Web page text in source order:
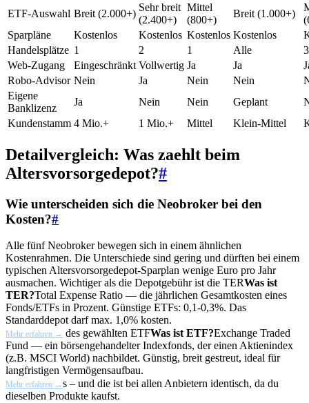
ETF-Auswahl Breit (2.000+)
Sehr breit
(2.400+)
Mittel
(800+)
Breit (1.000+)
Sparpläne
Kostenlos Kostenlos Kostenlos Kostenlos
Handelsplätze 1 2 1 Alle
3
Web-Zugang
Eingeschränkt Vollwertig Ja Ja
Robo-Advisor Nein Ja Nein Nein
Eigene
Banklizenz
Ja Nein Nein Geplant
Kundenstamm 4 Mio.+ 1 Mio.+ Mittel Klein-Mittel
Detailvergleich: Was zaehlt beim
Altersvorsorgedepot?#
Wie unterscheiden sich die Neobroker bei den
Kosten?#
Alle fünf Neobroker bewegen sich in einem ähnlichen
Kostenrahmen. Die Unterschiede sind gering und dürften bei einem
typischen Altersvorsorgedepot-Sparplan wenige Euro pro Jahr
ausmachen. Wichtiger als die Depotgebühr ist die TERWas ist
TER?Total Expense Ratio — die jährlichen Gesamtkosten eines
Fonds/ETFs in Prozent. Günstige ETFs: 0,1-0,3%. Das
Standarddepot darf max. 1,0% kosten.
Mehr erfahren → des gewählten ETFWas ist ETF?Exchange Traded
Fund — ein börsengehandelter Indexfonds, der einen Aktienindex
(z.B. MSCI World) nachbildet. Günstig, breit gestreut, ideal für
langfristigen Vermögensaufbau.
Mehr erfahren →s – und die ist bei allen Anbietern identisch, da du
dieselben Produkte kaufst.